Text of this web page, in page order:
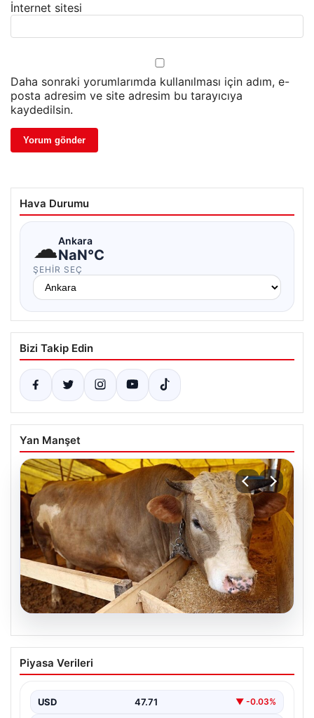
İnternet sitesi
Daha sonraki yorumlarımda kullanılması için adım, e-
posta adresim ve site adresim bu tarayıcıya
kaydedilsin.
Hava Durumu
☁Ankara
NaN°C
ŞEHIR SEÇ
Bizi Takip Edin
Yan Manşet
Kurbanlık fiyatları il il sorgulama ekranı
2026: Büyükbaş ve küçükbaş canlı kilo
ve tüm illerin kurbanlık fiyatları
Piyasa Verileri
USD 47.71 ▼ -0.03%